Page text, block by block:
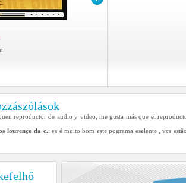
reproductor de audio y video, me gusta más que el
lourenço da c.: es é muito bom este pograma eselente , vcs